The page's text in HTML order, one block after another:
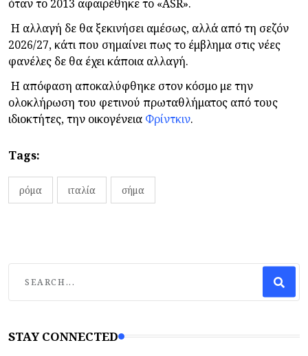
όταν το 2013 αφαιρέθηκε το «ASR».
Η αλλαγή δε θα ξεκινήσει αμέσως, αλλά από τη σεζόν
2026/27, κάτι που σημαίνει πως το έμβλημα στις νέες
φανέλες δε θα έχει κάποια αλλαγή.
Η απόφαση αποκαλύφθηκε στον κόσμο με την
ολοκλήρωση του φετινού πρωταθλήματος από τους
ιδιοκτήτες, την οικογένεια Φρίντκιν.
Tags:
ρόμα ιταλία σήμα
STAY CONNECTED